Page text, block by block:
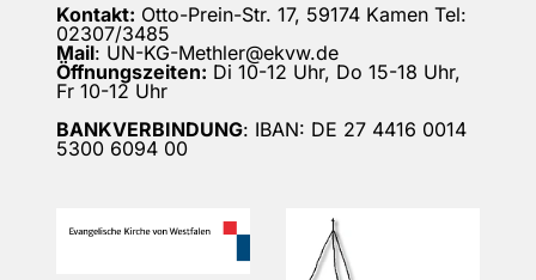
Kontakt: Otto-Prein-Str. 17, 59174 Kamen Tel:
02307/3485
Mail: UN-KG-Methler@ekvw.de
Öffnungszeiten: Di 10-12 Uhr, Do 15-18 Uhr,
Fr 10-12 Uhr
BANKVERBINDUNG: IBAN: DE 27 4416 0014
5300 6094 00